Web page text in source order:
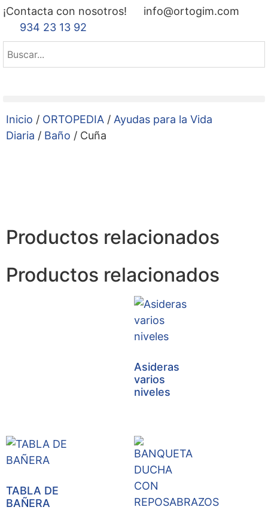
¡Contacta con nosotros!
info@ortogim.com
934 23 13 92
Inicio / ORTOPEDIA / Ayudas para la Vida
Diaria / Baño / Cuña
Productos relacionados
Productos relacionados
Asideras
varios
niveles
TABLA DE
BAÑERA